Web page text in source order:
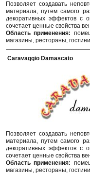
Позволяет создавать
материала, путем самого
декоративных эффектов с
сочетает ценные свойства
Область применения:
магазины, рестораны,
Сaravaggio Damascato
Позволяет создавать
материала, путем самого
декоративных эффектов с
сочетает ценные свойства
Область применения:
магазины, рестораны,